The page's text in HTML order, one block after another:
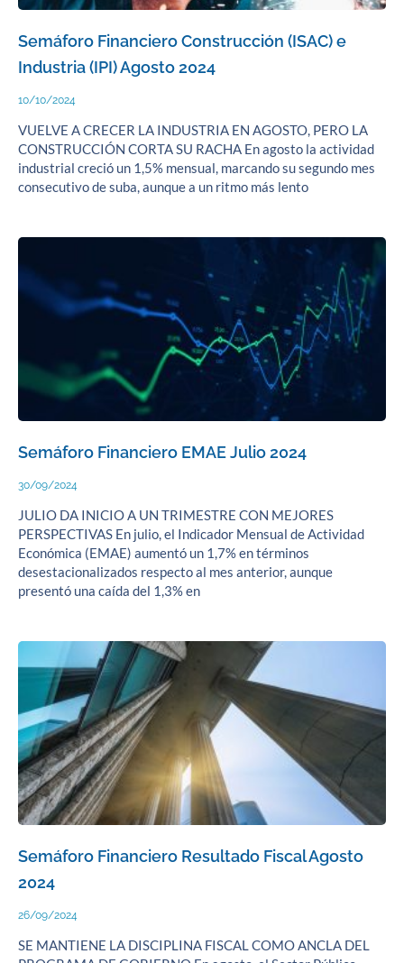
Semáforo Financiero Construcción (ISAC) e
Industria (IPI) Agosto 2024
10/10/2024
VUELVE A CRECER LA INDUSTRIA EN AGOSTO, PERO LA
CONSTRUCCIÓN CORTA SU RACHA En agosto la actividad
industrial creció un 1,5% mensual, marcando su segundo mes
consecutivo de suba, aunque a un ritmo más lento
Semáforo Financiero EMAE Julio 2024
30/09/2024
JULIO DA INICIO A UN TRIMESTRE CON MEJORES
PERSPECTIVAS En julio, el Indicador Mensual de Actividad
Económica (EMAE) aumentó un 1,7% en términos
desestacionalizados respecto al mes anterior, aunque
presentó una caída del 1,3% en
Semáforo Financiero Resultado Fiscal Agosto
2024
26/09/2024
SE MANTIENE LA DISCIPLINA FISCAL COMO ANCLA DEL